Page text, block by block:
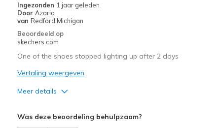
Width
Feels true to width
Sizing
Feels true to size
View On Shoes
Ingezonden 1 jaar geleden
Door Azaria
van Redford Michigan
Beoordeeld op
skechers.com
One of the shoes stopped lighting up after 2 days
Vertaling weergeven
Meer details
Was deze beoordeling behulpzaam?